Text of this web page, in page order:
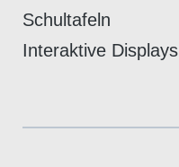
Schultafeln
Interaktive Displays